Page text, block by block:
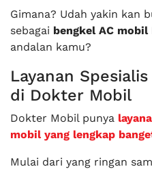
Gimana? Udah yakin kan
sebagai bengkel AC mobil
andalan kamu?
Layanan
di Dokter Mobil
Dokter Mobil punya
mobil yang lengkap
Mulai dari yang ringan